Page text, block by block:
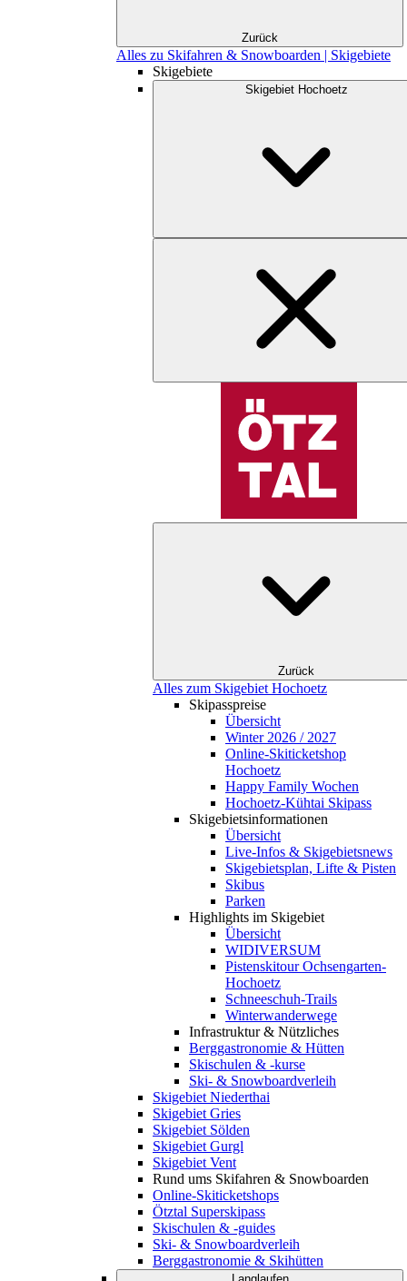
Zurück
Alles zu Skifahren & Snowboarden | Skigebiete
Skigebiete
Skigebiet Hochoetz
Zurück
Alles zum Skigebiet Hochoetz
Skipasspreise
Übersicht
Winter 2026 / 2027
Online-Skiticketshop
Hochoetz
Happy Family Wochen
Hochoetz-Kühtai Skipass
Skigebietsinformationen
Übersicht
Live-Infos & Skigebietsnews
Skigebietsplan, Lifte & Pisten
Skibus
Parken
Highlights im Skigebiet
Übersicht
WIDIVERSUM
Pistenskitour Ochsengarten-
Hochoetz
Schneeschuh-Trails
Winterwanderwege
Infrastruktur & Nützliches
Berggastronomie & Hütten
Skischulen & -kurse
Ski- & Snowboardverleih
Skigebiet Niederthai
Skigebiet Gries
Skigebiet Sölden
Skigebiet Gurgl
Skigebiet Vent
Rund ums Skifahren & Snowboarden
Online-Skiticketshops
Ötztal Superskipass
Skischulen & -guides
Ski- & Snowboardverleih
Berggastronomie & Skihütten